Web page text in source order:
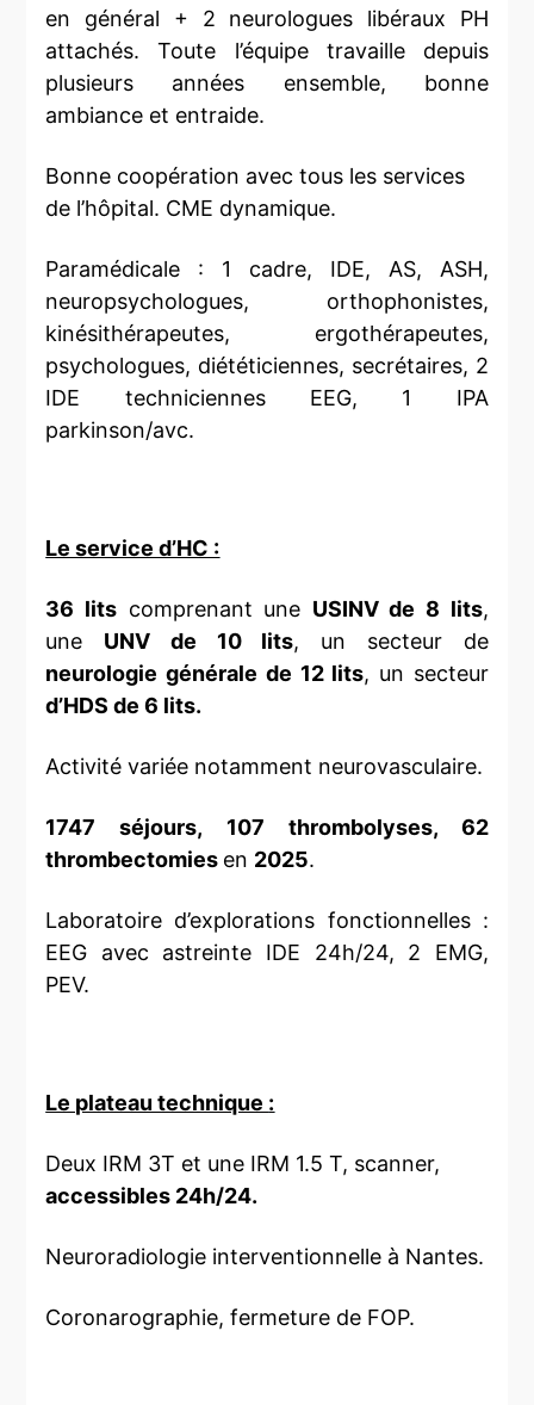
en général + 2 neurologues libéraux PH
attachés. Toute l’équipe travaille depuis
plusieurs années ensemble, bonne
ambiance et entraide.
Bonne coopération avec tous les services
de l’hôpital. CME dynamique.
Paramédicale : 1 cadre, IDE, AS, ASH,
neuropsychologues, orthophonistes,
kinésithérapeutes, ergothérapeutes,
psychologues, diététiciennes, secrétaires, 2
IDE techniciennes EEG, 1 IPA
parkinson/avc.
Le service d’HC :
36 lits comprenant une USINV de 8 lits,
une UNV de 10 lits, un secteur de
neurologie générale de 12 lits, un secteur
d’HDS de 6 lits.
Activité variée notamment neurovasculaire.
1747 séjours, 107 thrombolyses, 62
thrombectomies en 2025.
Laboratoire d’explorations fonctionnelles :
EEG avec astreinte IDE 24h/24, 2 EMG,
PEV.
Le plateau technique :
Deux IRM 3T et une IRM 1.5 T, scanner,
accessibles 24h/24.
Neuroradiologie interventionnelle à Nantes.
Coronarographie, fermeture de FOP.